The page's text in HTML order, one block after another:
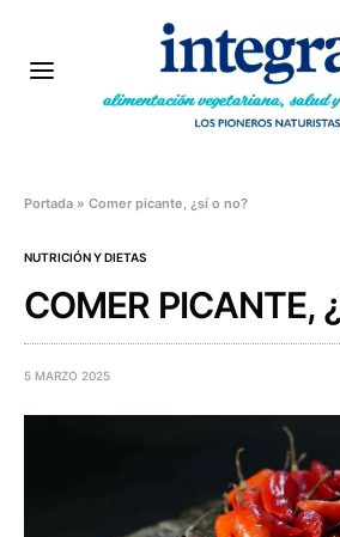
Portada »Comer picante, ¿sí o no?
NUTRICIÓN Y DIETAS
COMER PICANTE,
5 MARZO 2025